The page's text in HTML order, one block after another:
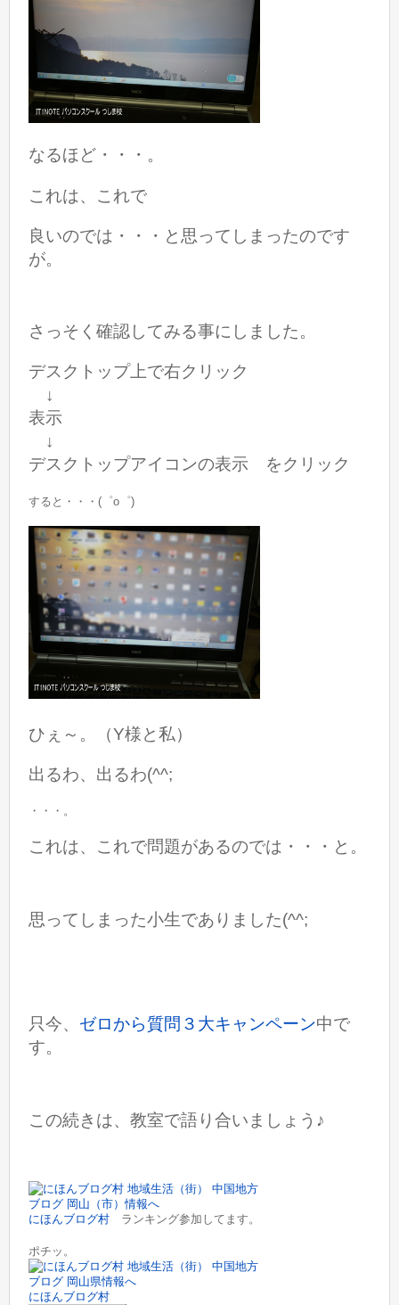
なるほど・・・。
これは、これで
良いのでは・・・と思ってしまったのです
が。
さっそく確認してみる事にしました。
デスクトップ上で右クリック
↓
表示
↓
デスクトップアイコンの表示 をクリック
すると・・・(゜o゜)
ひぇ～。（Y様と私）
出るわ、出るわ(^^;
・・・。
これは、これで問題があるのでは・・・と。
思ってしまった小生でありました(^^;
只今、 ゼロから質問３大キャンペーン中で
す。
この続きは、教室で語り合いましょう♪
にほんブログ村 ランキング参加してます。
ポチッ。
にほんブログ村